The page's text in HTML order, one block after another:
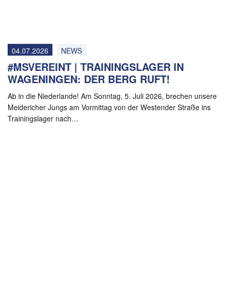
04.07.2026 NEWS
#MSVEREINT | TRAININGSLAGER IN
WAGENINGEN: DER BERG RUFT!
Ab in die Niederlande! Am Sonntag, 5. Juli 2026, brechen unsere
Meidericher Jungs am Vormittag von der Westender Straße ins
Trainingslager nach…